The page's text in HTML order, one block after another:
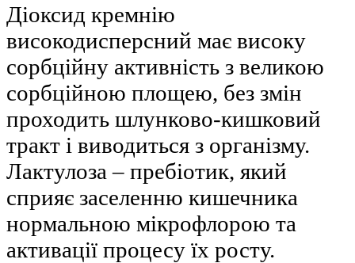
Діоксид кремнію
високодисперсний має високу
сорбційну активність з великою
сорбційною площею, без змін
проходить шлунково-кишковий
тракт і виводиться з організму.
Лактулоза – пребіотик, який
сприяє заселенню кишечника
нормальною мікрофлорою та
активації процесу їх росту.